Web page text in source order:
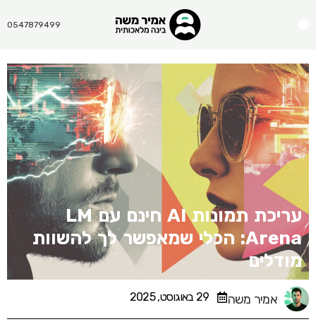
0547879499
עריכת תמונות AI חינם עם LM
Arena: הכלי שמאפשר לך להשוות
מודלים
אמיר משה 29 באוגוסט, 2025